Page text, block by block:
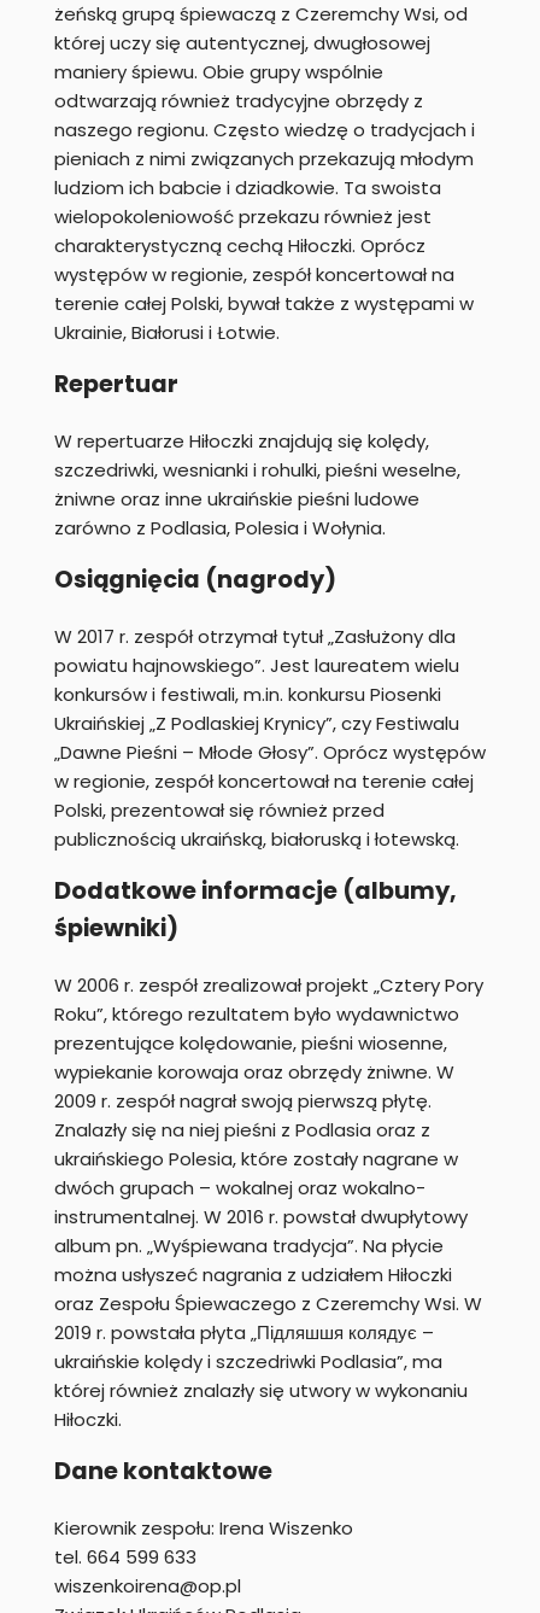
żeńską grupą śpiewaczą z Czeremchy Wsi, od
której uczy się autentycznej, dwugłosowej
maniery śpiewu. Obie grupy wspólnie
odtwarzają również tradycyjne obrzędy z
naszego regionu. Często wiedzę o tradycjach i
pieniach z nimi związanych przekazują młodym
ludziom ich babcie i dziadkowie. Ta swoista
wielopokoleniowość przekazu również jest
charakterystyczną cechą Hiłoczki. Oprócz
występów w regionie, zespół koncertował na
terenie całej Polski, bywał także z występami w
Ukrainie, Białorusi i Łotwie.
Repertuar
W repertuarze Hiłoczki znajdują się kolędy,
szczedriwki, wesnianki i rohulki, pieśni weselne,
żniwne oraz inne ukraińskie pieśni ludowe
zarówno z Podlasia, Polesia i Wołynia.
Osiągnięcia (nagrody)
W 2017 r. zespół otrzymał tytuł „Zasłużony dla
powiatu hajnowskiego”. Jest laureatem wielu
konkursów i festiwali, m.in. konkursu Piosenki
Ukraińskiej „Z Podlaskiej Krynicy”, czy Festiwalu
„Dawne Pieśni – Młode Głosy”. Oprócz występów
w regionie, zespół koncertował na terenie całej
Polski, prezentował się również przed
publicznością ukraińską, białoruską i łotewską.
Dodatkowe informacje (albumy,
śpiewniki)
W 2006 r. zespół zrealizował projekt „Cztery Pory
Roku”, którego rezultatem było wydawnictwo
prezentujące kolędowanie, pieśni wiosenne,
wypiekanie korowaja oraz obrzędy żniwne. W
2009 r. zespół nagrał swoją pierwszą płytę.
Znalazły się na niej pieśni z Podlasia oraz z
ukraińskiego Polesia, które zostały nagrane w
dwóch grupach – wokalnej oraz wokalno-
instrumentalnej. W 2016 r. powstał dwupłytowy
album pn. „Wyśpiewana tradycja”. Na płycie
można usłyszeć nagrania z udziałem Hiłoczki
oraz Zespołu Śpiewaczego z Czeremchy Wsi. W
2019 r. powstała płyta „Підляшшя колядує –
ukraińskie kolędy i szczedriwki Podlasia”, ma
której również znalazły się utwory w wykonaniu
Hiłoczki.
Dane kontaktowe
Kierownik zespołu: Irena Wiszenko
tel. 664 599 633
wiszenkoirena@op.pl